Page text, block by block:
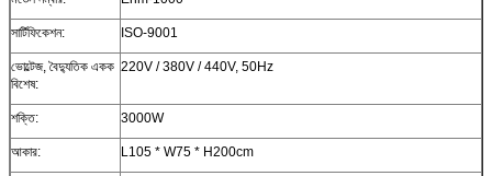
সার্টিফিকেশন: ISO-9001
ভোল্টেজ, বৈদ্যুতিক একক
বিশেষ:
220V / 380V / 440V, 50Hz
শক্তি: 3000W
আকার: L105 * W75 * H200cm